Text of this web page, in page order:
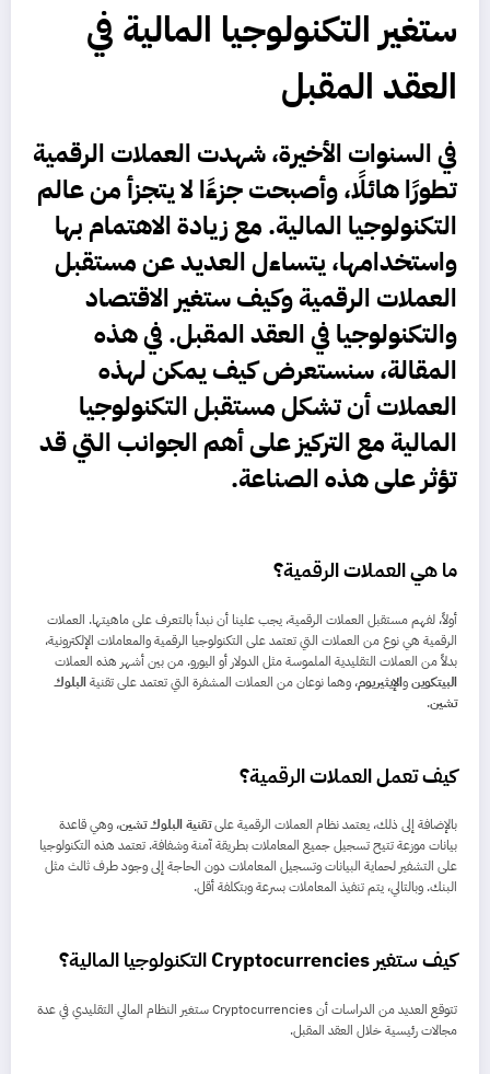
ستغير التكنولوجيا المالية في
العقد المقبل
في السنوات الأخيرة، شهدت العملات الرقمية
تطورًا هائلًا، وأصبحت جزءًا لا يتجزأ من عالم
التكنولوجيا المالية. مع زيادة الاهتمام بها
واستخدامها، يتساءل العديد عن مستقبل
العملات الرقميةوكيف ستغير الاقتصاد
والتكنولوجيا في العقد المقبل. في هذه
المقالة، سنستعرض كيف يمكن لهذه
العملات أن تشكل مستقبل التكنولوجيا
المالية مع التركيز على أهم الجوانب التي قد
تؤثر على هذه الصناعة.
ما هي العملات الرقمية؟
أولاً، لفهم مستقبل العملات الرقمية، يجب علينا أن نبدأ بالتعرف على ماهيتها. العملات
الرقمية هي نوع من العملات التي تعتمد على التكنولوجيا الرقمية والمعاملات الإلكترونية،
بدلاً من العملات التقليدية الملموسة مثل الدولار أو اليورو. من بين أشهر هذه العملات
البيتكوينوالإيثيريوم، وهما نوعان من العملات المشفرة التي تعتمد على تقنيةالبلوك
تشين.
كيف تعمل العملات الرقمية؟
بالإضافة إلى ذلك، يعتمد نظام العملات الرقمية علىتقنية البلوك تشين، وهي قاعدة
بيانات موزعة تتيح تسجيل جميع المعاملات بطريقة آمنة وشفافة. تعتمد هذه التكنولوجيا
على التشفير لحماية البيانات وتسجيل المعاملات دون الحاجة إلى وجود طرف ثالث مثل
البنك. وبالتالي، يتم تنفيذ المعاملات بسرعة وبتكلفة أقل.
كيف ستغير Cryptocurrencies التكنولوجيا المالية؟
تتوقع العديد من الدراسات أن Cryptocurrencies ستغير النظام المالي التقليدي في عدة
مجالات رئيسية خلال العقد المقبل.